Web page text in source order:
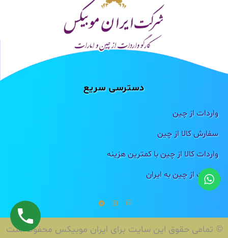
دسترسی سریع
واردات از چین
سفارش کالا از چین
واردات کالا از چین با کمترین هزینه
واردات از چین به ایران
© تمامی حقوق این سایت برای ایران موبیکس محفوظ است